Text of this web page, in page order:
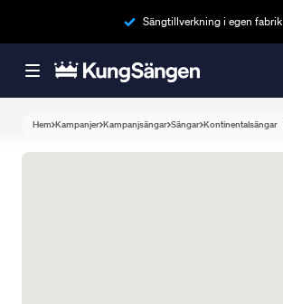
Sängtillverkning i egen fabrik
Hem Kampanjer Kampanjsängar Sängar Kontinentalsängar